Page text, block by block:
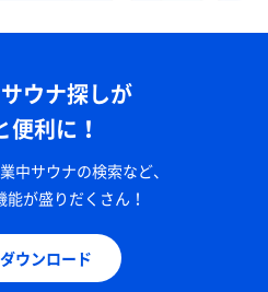
ウナ探しが
便利に！
中サウナの検索など、
が盛りだくさん！
ウンロード